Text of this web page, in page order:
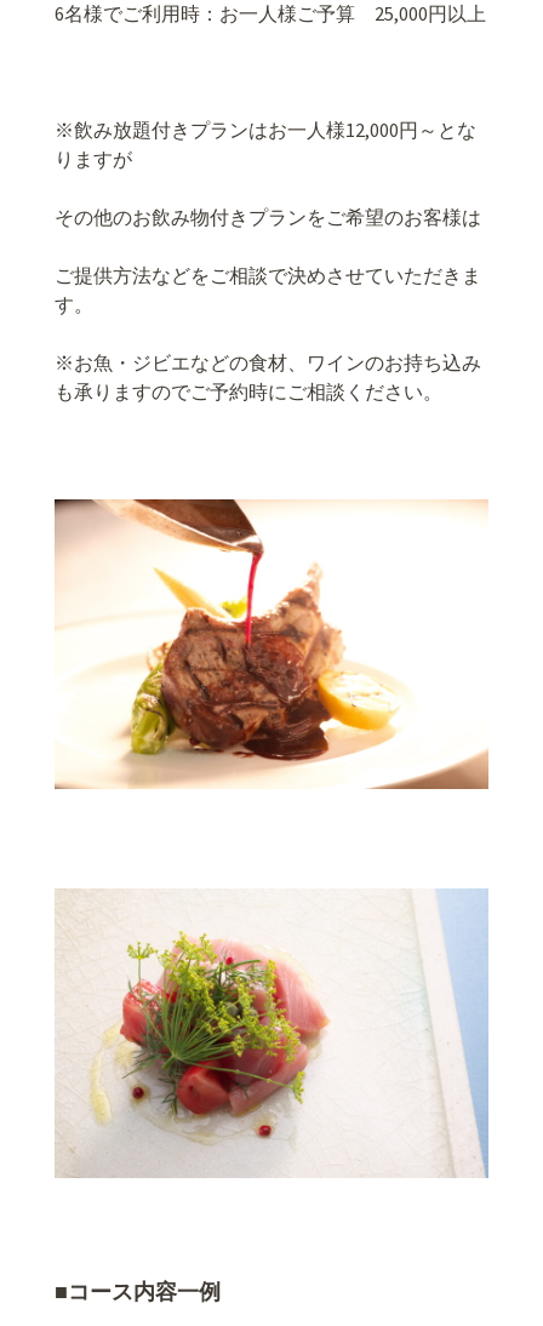
6名様でご利用時：お一人様ご予算 25,000円以上
※飲み放題付きプランはお一人様12,000円～とな
りますが
その他のお飲み物付きプランをご希望のお客様は
ご提供方法などをご相談で決めさせていただきま
す。
※お魚・ジビエなどの食材、ワインのお持ち込み
も承りますのでご予約時にご相談ください。
■コース内容一例